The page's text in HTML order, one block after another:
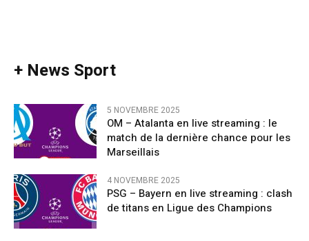
+ News Sport
5 NOVEMBRE 2025
OM – Atalanta en live streaming : le
match de la dernière chance pour les
Marseillais
4 NOVEMBRE 2025
PSG – Bayern en live streaming : clash
de titans en Ligue des Champions